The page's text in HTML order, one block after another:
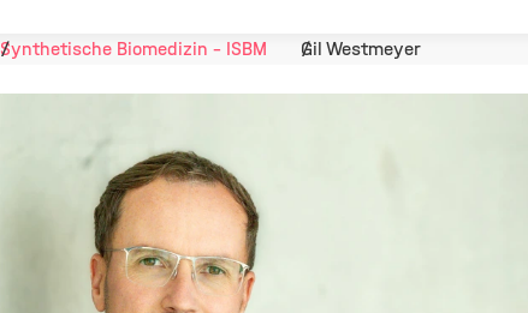
Synthetische Biomedizin - ISBM Gil Westmeyer